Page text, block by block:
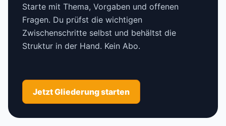
Starte mit Thema, Vorgaben und offenen
Fragen. Du prüfst die wichtigen
Zwischenschritte selbst und behältst die
Struktur in der Hand. Kein Abo.
Jetzt Gliederung starten